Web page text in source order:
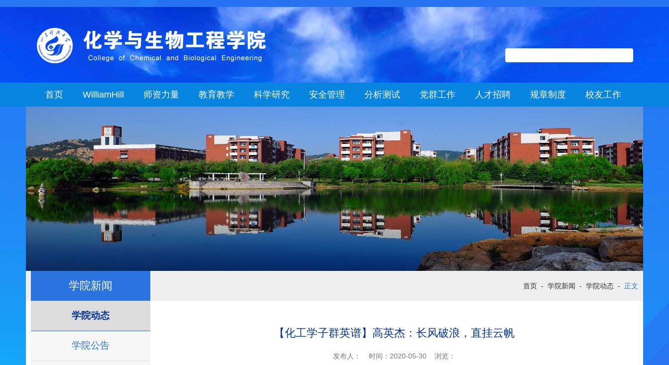
首页 WilliamHill 师资力量 教育教学 科学研究 安全管理 分析测试 党群工作 人才招聘 规章制度 校友工作
学院新闻 首页 - 学院新闻 - 学院动态 - 正文
学院动态
学院公告
【化工学子群英谱】高英杰：长风破浪，直挂云帆
发布人： 时间：2020-05-30 浏览：